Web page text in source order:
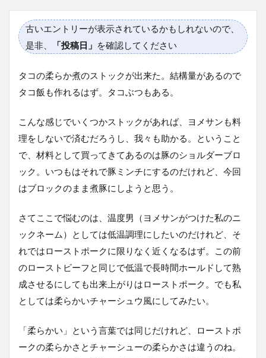
古いエントリーが表示されているかもしれないので、
是非、
「投稿日」 を確認してください
タコの柔らか煮のストックが出来た。結構量があるので
タコ飯も作れるはず。タコぶつもある。
こんな感じでいくつかストックがあれば、ヨメサンも料
理をしないで済むだろうし、我々も助かる。ということ
で、材料として買ってきてあるのは豚のショルダーブロ
ック。いつもはそれで豚ミンチにするのだけれど、今回
はブロックのまま煮豚にしようと思う。
さてここで悩むのは、温度男（ヨメサンがつけた私のニ
ックネーム）としては低温調理にしたいのだけれど、そ
れではローストポークに限りなく近くなるはず。この前
のローストビーフと同じで低温で長時間ホールドして熟
成させるにしても出来上がりはローストポーク。でも私
としては柔らかいチャーシュウ風にしてみたい。
「柔らかい」という言葉では同じだけれど、ローストポ
ークの柔らかさとチャーシューの柔らかさは違うのね。